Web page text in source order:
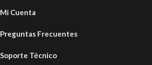
Mi Cuenta
Preguntas Frecuentes
Soporte Técnico